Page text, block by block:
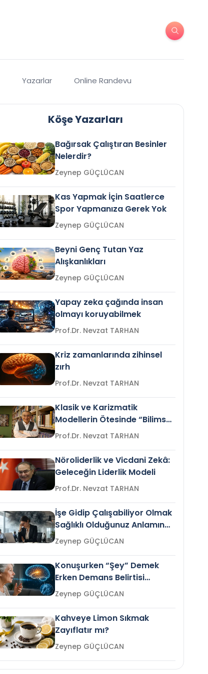
Yazarlar Online Randevu
Köşe Yazarları
Bağırsak Çalıştıran Besinler
Nelerdir?
Zeynep GÜÇLÜCAN
Kas Yapmak İçin Saatlerce
Spor Yapmanıza Gerek Yok
Zeynep GÜÇLÜCAN
Beyni Genç Tutan Yaz
Alışkanlıkları
Zeynep GÜÇLÜCAN
Yapay zeka çağında insan
olmayı koruyabilmek
Prof.Dr. Nevzat TARHAN
Kriz zamanlarında zihinsel
zırh
Prof.Dr. Nevzat TARHAN
Klasik ve Karizmatik
Modellerin Ötesinde “Bilimsel
Liderlik”
Prof.Dr. Nevzat TARHAN
Nöroliderlik ve Vicdani Zekâ:
Geleceğin Liderlik Modeli
Prof.Dr. Nevzat TARHAN
İşe Gidip Çalışabiliyor Olmak
Sağlıklı Olduğunuz Anlamına
Gelir mi?Zeynep GÜÇLÜCAN
Konuşurken “Şey” Demek
Erken Demans Belirtisi
Olabilir mi?Zeynep GÜÇLÜCAN
Kahveye Limon Sıkmak
Zayıflatır mı?
Zeynep GÜÇLÜCAN